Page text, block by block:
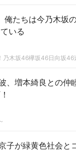
俺たちは今乃木坂
いる
、増本綺良との仲
子が緑黄色社会と